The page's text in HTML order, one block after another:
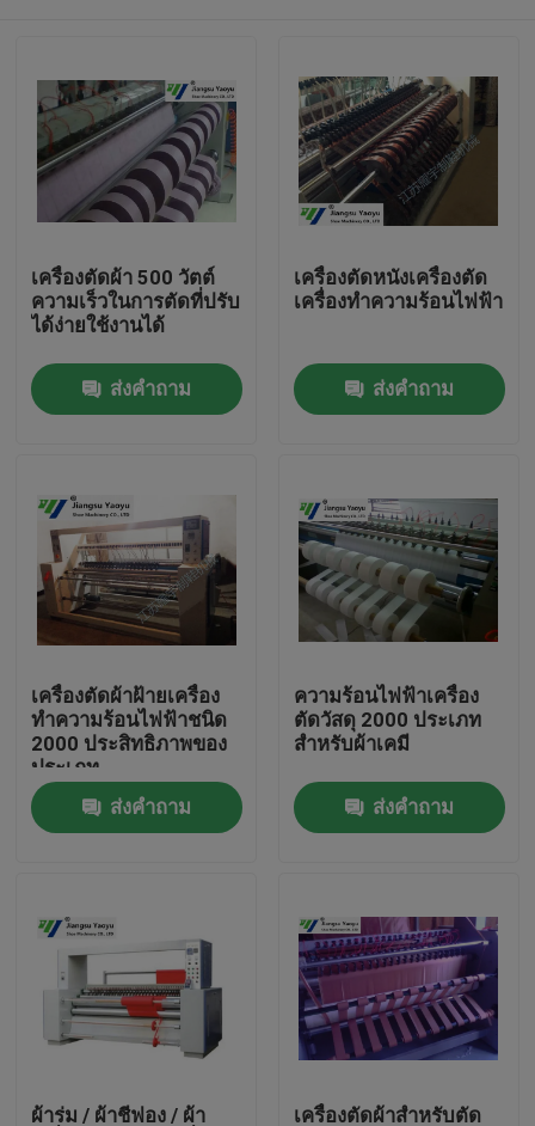
สินค้า
เกี่ยวกับเรา
ควบคุมคุณภาพ
ติดต่อเรา
เครื่องตัดไฮดรอลิก
กดเครื่องตัดไฮดรอลิก
เครื่องตัดแขนสว่านแบบไฮดรอลิค
เครื่องตัดผ้า 500 วัตต์
ความเร็วในการตัดที่ปรับ
ได้ง่ายใช้งานได้
ส่งคำถาม
เครื่องตัดหนังเครื่องตัด
เครื่องทำความร้อนไฟฟ้า
ส่งคำถาม
เครื่องตัดผ้าฝ้ายเครื่อง
ทำความร้อนไฟฟ้าชนิด
2000 ประสิทธิภาพของ
ประเภท
ส่งคำถาม
ความร้อนไฟฟ้าเครื่อง
ตัดวัสดุ 2000 ประเภท
สำหรับผ้าเคมี
ส่งคำถาม
ผ้าร่ม / ผ้าชีฟอง / ผ้า เครื่องตัดผ้าสำหรับตัด